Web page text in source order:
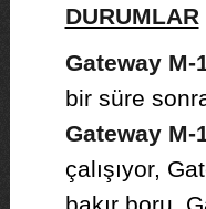
DURUMLAR
Gateway M-
bir süre
Gateway M-
çalışıyor,